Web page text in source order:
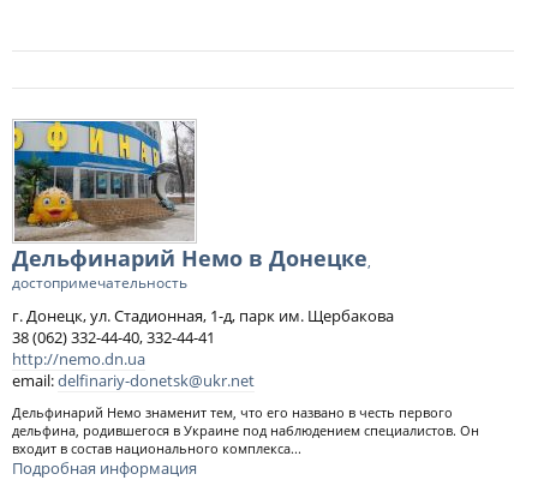
Дельфинарий Немо в Донецке,
достопримечательность
г. Донецк, ул. Стадионная, 1-д, парк им. Щербакова
38 (062) 332-44-40, 332-44-41
http://nemo.dn.ua
email:delfinariy-donetsk@ukr.net
Дельфинарий Немо знаменит тем, что его названо в честь первого
дельфина, родившегося в Украине под наблюдением специалистов. Он
входит в состав национального комплекса...
Подробная информация